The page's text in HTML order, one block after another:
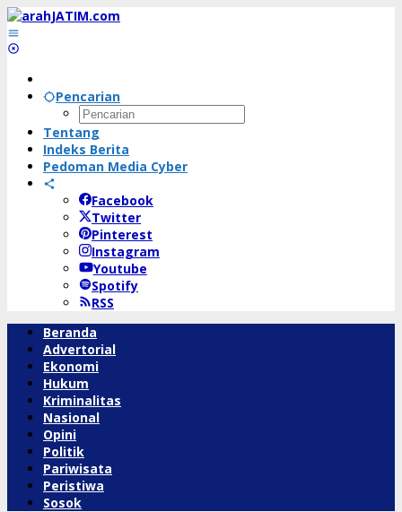
Lewati
ke
konten
Pencarian
Tentang
Indeks Berita
Pedoman Media Cyber
Facebook
Twitter
Pinterest
Instagram
Youtube
Spotify
RSS
Beranda
Advertorial
Ekonomi
Hukum
Kriminalitas
Nasional
Opini
Politik
Pariwisata
Peristiwa
Sosok